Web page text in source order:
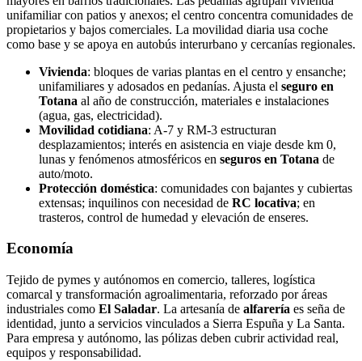
unifamiliar con patios y anexos; el centro concentra comunidades de
propietarios y bajos comerciales. La movilidad diaria usa coche
como base y se apoya en autobús interurbano y cercanías regionales.
Vivienda: bloques de varias plantas en el centro y ensanche;
unifamiliares y adosados en pedanías. Ajusta el seguro en
Totana al año de construcción, materiales e instalaciones
(agua, gas, electricidad).
Movilidad cotidiana: A‑7 y RM‑3 estructuran
desplazamientos; interés en asistencia en viaje desde km 0,
lunas y fenómenos atmosféricos en seguros en Totana de
auto/moto.
Protección doméstica: comunidades con bajantes y cubiertas
extensas; inquilinos con necesidad de RC locativa; en
trasteros, control de humedad y elevación de enseres.
Economía
Tejido de pymes y autónomos en comercio, talleres, logística
comarcal y transformación agroalimentaria, reforzado por áreas
industriales como El Saladar. La artesanía de alfarería es seña de
identidad, junto a servicios vinculados a Sierra Espuña y La Santa.
Para empresa y autónomo, las pólizas deben cubrir actividad real,
equipos y responsabilidad.